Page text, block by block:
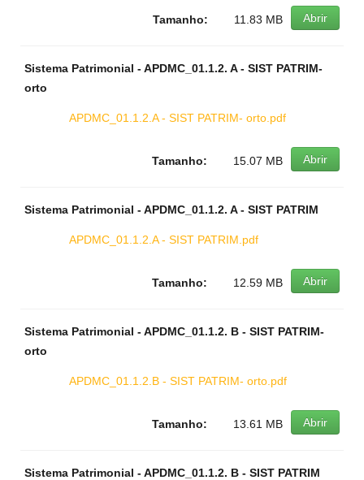
Abrir
Tamanho: 11.83 MB
Sistema Patrimonial - APDMC_01.1.2. A - SIST PATRIM-
orto
APDMC_01.1.2.A - SIST PATRIM- orto.pdf
Abrir
Tamanho: 15.07 MB
Sistema Patrimonial - APDMC_01.1.2. A - SIST PATRIM
APDMC_01.1.2.A - SIST PATRIM.pdf
Abrir
Tamanho: 12.59 MB
Sistema Patrimonial - APDMC_01.1.2. B - SIST PATRIM-
orto
APDMC_01.1.2.B - SIST PATRIM- orto.pdf
Abrir
Tamanho: 13.61 MB
Sistema Patrimonial - APDMC_01.1.2. B - SIST PATRIM